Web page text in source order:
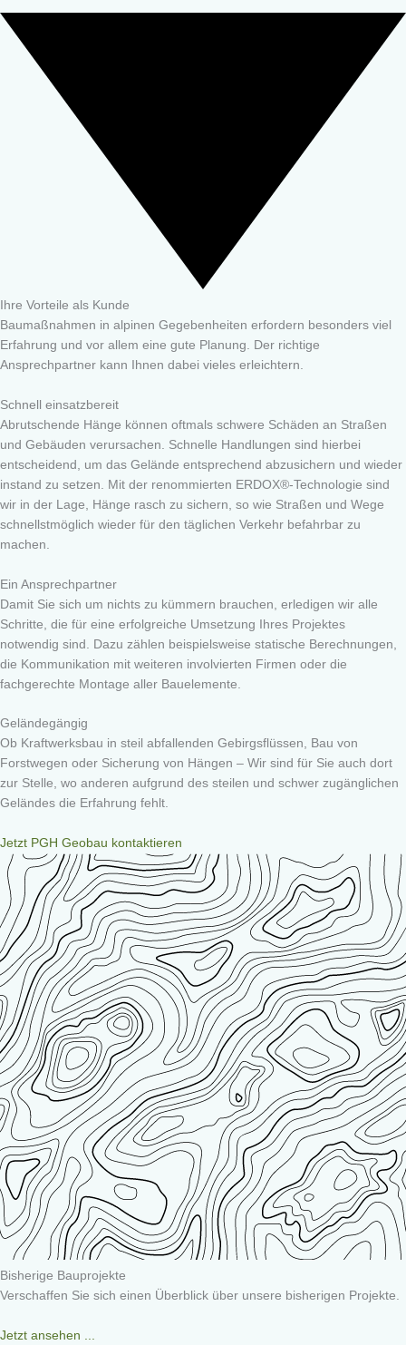
Ihre Vorteile als Kunde
Baumaßnahmen in alpinen Gegebenheiten erfordern besonders viel
Erfahrung und vor allem eine gute Planung. Der richtige
Ansprechpartner kann Ihnen dabei vieles erleichtern.
Schnell einsatzbereit
Abrutschende Hänge können oftmals schwere Schäden an Straßen
und Gebäuden verursachen. Schnelle Handlungen sind hierbei
entscheidend, um das Gelände entsprechend abzusichern und wieder
instand zu setzen. Mit der renommierten ERDOX®-Technologie sind
wir in der Lage, Hänge rasch zu sichern, so wie Straßen und Wege
schnellstmöglich wieder für den täglichen Verkehr befahrbar zu
machen.
Ein Ansprechpartner
Damit Sie sich um nichts zu kümmern brauchen, erledigen wir alle
Schritte, die für eine erfolgreiche Umsetzung Ihres Projektes
notwendig sind. Dazu zählen beispielsweise statische Berechnungen,
die Kommunikation mit weiteren involvierten Firmen oder die
fachgerechte Montage aller Bauelemente.
Geländegängig
Ob Kraftwerksbau in steil abfallenden Gebirgsflüssen, Bau von
Forstwegen oder Sicherung von Hängen – Wir sind für Sie auch dort
zur Stelle, wo anderen aufgrund des steilen und schwer zugänglichen
Geländes die Erfahrung fehlt.
Jetzt PGH Geobau kontaktieren
Bisherige Bauprojekte
Verschaffen Sie sich einen Überblick über unsere bisherigen Projekte.
Jetzt ansehen ...